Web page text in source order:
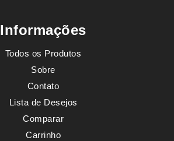
Informações
Todos os Produtos
Sobre
Contato
Lista de Desejos
Comparar
Carrinho